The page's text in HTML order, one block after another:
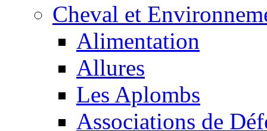
Cheval et
Alimentation
Allures
Les Aplombs
Associations de